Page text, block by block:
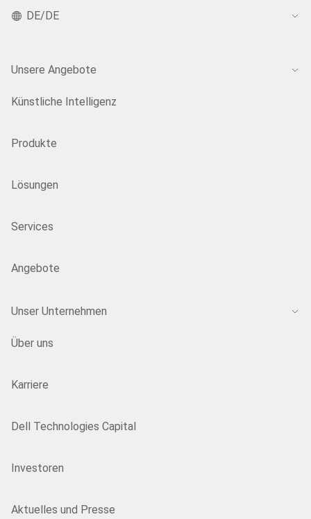
DE/DE
Unsere Angebote
Künstliche Intelligenz
Produkte
Lösungen
Services
Angebote
Unser Unternehmen
Über uns
Karriere
Dell Technologies Capital
Investoren
Aktuelles und Presse